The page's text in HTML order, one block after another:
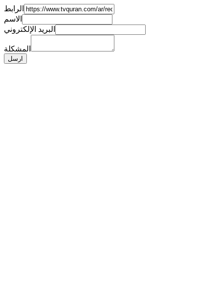
الرابط
الاسم
البريد الإلكتروني
المشكلة
ارسل